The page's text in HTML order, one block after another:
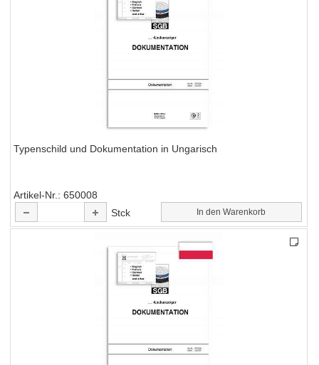
Typenschild und Dokumentation in Ungarisch
Artikel-Nr.
650008
Stck
In den Warenkorb